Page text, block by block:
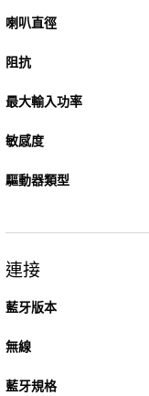
喇叭直徑
阻抗
最大輸入功率
敏感度
驅動器類型
連接
藍牙版本
無線
藍牙規格